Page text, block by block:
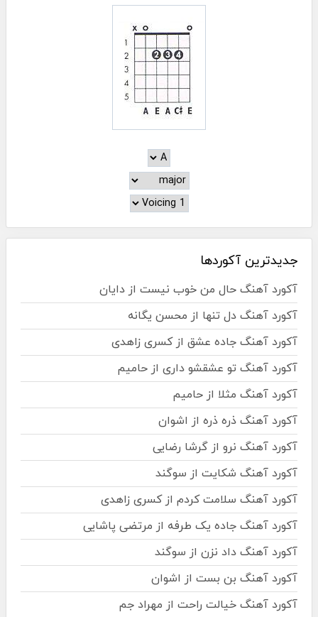
جدیدترین آکوردها
آکورد آهنگ حال من خوب نیست از دایان
آکورد آهنگ دل تنها از محسن یگانه
آکورد آهنگ جاده عشق از کسری زاهدی
آکورد آهنگ تو عشقشو داری از حامیم
آکورد آهنگ مثلا از حامیم
آکورد آهنگ ذره ذره از اشوان
آکورد آهنگ نرو از گرشا رضایی
آکورد آهنگ شکایت از سوگند
آکورد آهنگ سلامت کردم از کسری زاهدی
آکورد آهنگ جاده یک طرفه از مرتضی پاشایی
آکورد آهنگ داد نزن از سوگند
آکورد آهنگ بن بست از اشوان
آکورد آهنگ خیالت راحت از مهراد جم